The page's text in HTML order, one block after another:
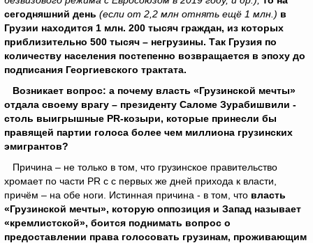
сегодняшний день (если от 2,2 млн отнять ещё 1 млн.) в
Грузии находится 1 млн. 200 тысяч граждан, из которых
приблизительно 500 тысяч – негрузины. Так Грузия по
количеству населения постепенно возвращается в эпоху до
подписания Георгиевского трактата.
Возникает вопрос: а почему власть «Грузинской мечты»
отдала своему врагу – президенту Саломе Зурабишвили -
столь выигрышные PR-козыри, которые принесли бы
правящей партии голоса более чем миллиона грузинских
эмигрантов?
Причина – не только в том, что грузинское правительство
хромает по части PR c с первых же дней прихода к власти,
причём – на обе ноги. Истинная причина - в том, что власть
«Грузинской мечты», которую оппозиция и Запад называет
«кремлистской», боится поднимать вопрос о
предоставлении права голосовать грузинам, проживающим